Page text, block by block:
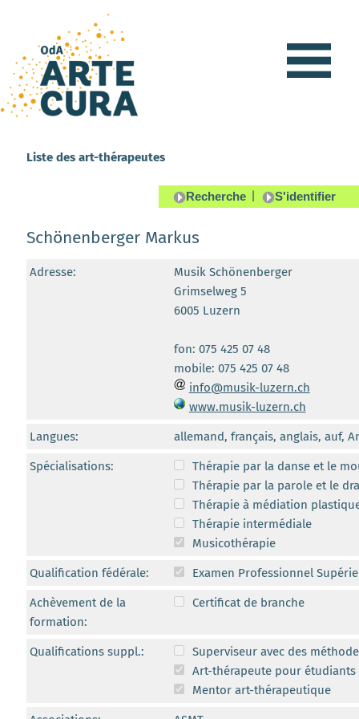
Liste des art-thérapeutes
Schönenberger Markus
Adresse:
Musik Schönenberger
Grimselweg 5
6005 Luzern
fon: 075 425 07 48
mobile: 075 425 07 48
info@musik-luzern.ch
www.musik-luzern.ch
Langues: allemand, français, anglais, auf,
Spécialisations:
Thérapie par la danse et le
Thérapie par la parole et le
Thérapie à médiation
Thérapie intermédiale
Musicothérapie
Qualification fédérale: Examen Professionnel
Achèvement de la
formation:
Certificat de branche
Qualifications suppl.:
Superviseur avec des
Art-thérapeute pour
Mentor art-thérapeutique